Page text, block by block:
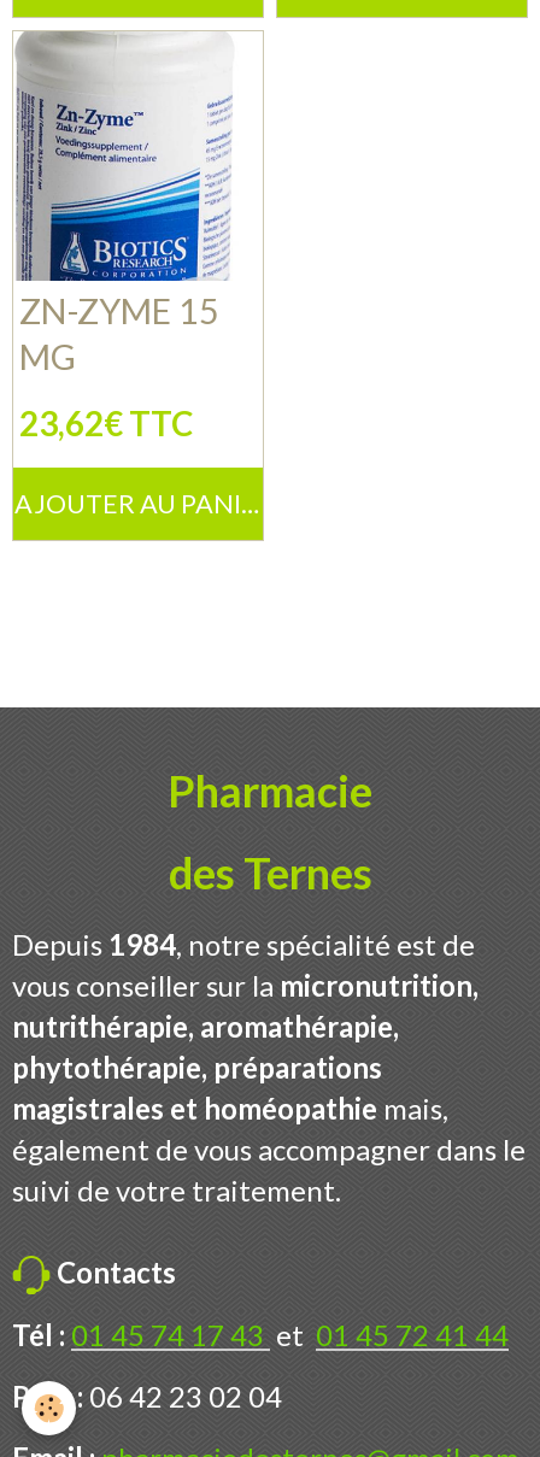
ZN-ZYME 15
MG
23,62€ TTC
AJOUTER AU PANIER
Pharmacie
des Ternes
Depuis 1984, notre spécialité est de
vous conseiller sur la micronutrition,
nutrithérapie, aromathérapie,
phytothérapie, préparations
magistrales et homéopathie mais,
également de vous accompagner dans le
suivi de votre traitement.
Contacts
Tél : 01 45 74 17 43 et 01 45 72 41 44
Port : 06 42 23 02 04